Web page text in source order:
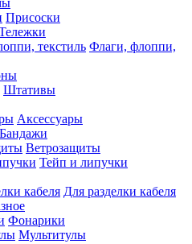
Присоски
Флаги, флоппи,
Штативы
Аксессуары
Бандажи
Ветрозащиты
Тейп и липучки
Для разделки кабеля
Фонарики
Мультитулы